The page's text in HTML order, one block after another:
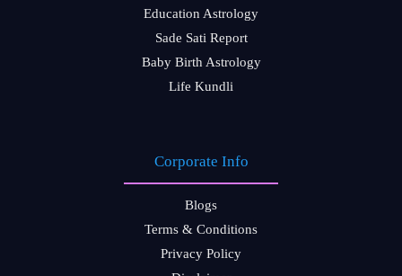
Education Astrology
Sade Sati Report
Baby Birth Astrology
Life Kundli
Corporate Info
Blogs
Terms & Conditions
Privacy Policy